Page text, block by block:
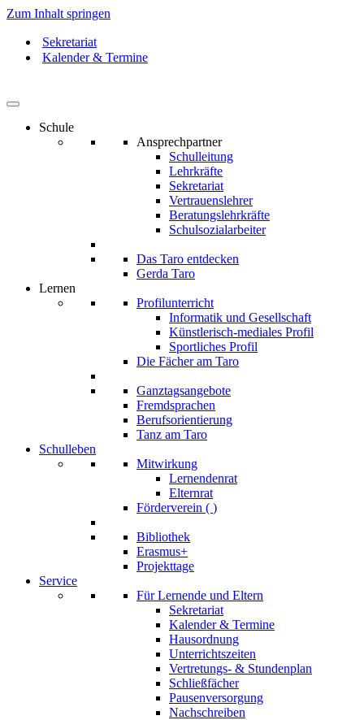
Zum Inhalt springen
Sekretariat
Kalender & Termine
Schule
Ansprechpartner
Schulleitung
Lehrkräfte
Sekretariat
Vertrauenslehrer
Beratungslehrkräfte
Schulsozialarbeiter
Das Taro entdecken
Gerda Taro
Lernen
Profilunterricht
Informatik und Gesellschaft
Künstlerisch-mediales Profil
Sportliches Profil
Die Fächer am Taro
Ganztagsangebote
Fremdsprachen
Berufsorientierung
Tanz am Taro
Schulleben
Mitwirkung
Lernendenrat
Elternrat
Förderverein ( )
Bibliothek
Erasmus+
Projekttage
Service
Für Lernende und Eltern
Sekretariat
Kalender & Termine
Hausordnung
Unterrichtszeiten
Vertretungs- & Stundenplan
Schließfächer
Pausenversorgung
Nachschreiben